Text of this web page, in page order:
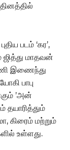
படம் ‘கர’,
ஜித்து மாதவன்
இணைந்து
பாபு
’அன்
தயாரித்தும்
கிரைம் மற்றும்
உள்ளது.